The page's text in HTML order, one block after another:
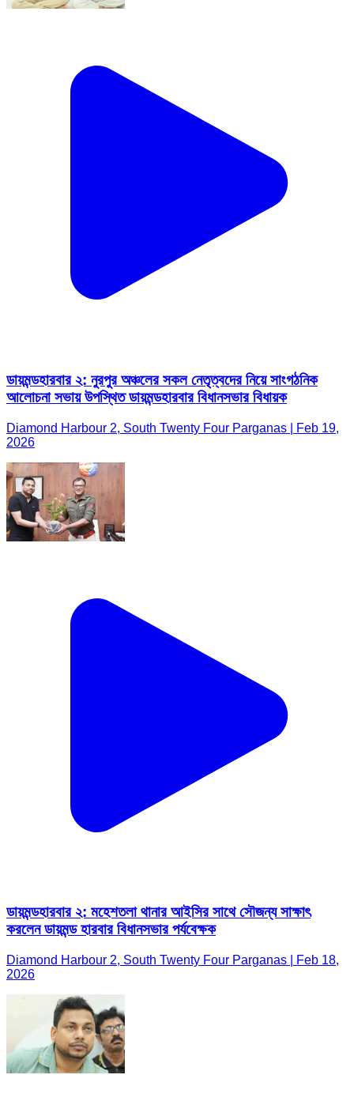
ডায়মন্ডহারবার ২: নুরপুর অঞ্চলের সকল নেতৃত্বদের নিয়ে সাংগঠনিক
আলোচনা সভায় উপস্থিত ডায়মন্ডহারবার বিধানসভার বিধায়ক
Diamond Harbour 2, South Twenty Four Parganas | Feb 19,
2026
ডায়মন্ডহারবার ২: মহেশতলা থানার আইসির সাথে সৌজন্য সাক্ষাৎ
করলেন ডায়মন্ড হারবার বিধানসভার পর্যবেক্ষক
Diamond Harbour 2, South Twenty Four Parganas | Feb 18,
2026